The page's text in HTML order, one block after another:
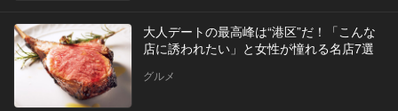
大人デートの最高峰は“港区”だ！「こんな
店に誘われたい」と女性が憧れる名店7選
グルメ